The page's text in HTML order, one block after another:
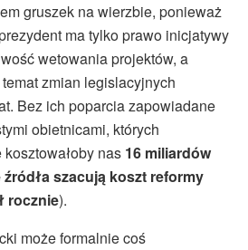
gruszek na wierzbie, ponieważ
ma tylko prawo inicjatywy
wetowania projektów, a
zmian legislacyjnych
Bez ich poparcia zapowiadane
obietnicami, których
nas 16 miliardów
źródła szacują koszt reformy
rocznie).
może formalnie coś